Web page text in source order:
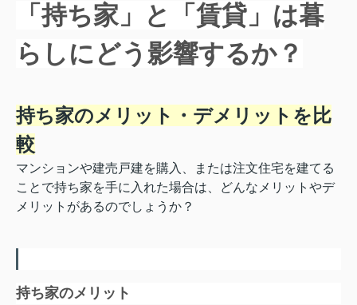
「持ち家」と「賃貸」は暮
らしにどう影響するか？
持ち家のメリット・デメリットを比
較
マンションや建売戸建を購入、または注文住宅を建てる
ことで持ち家を手に入れた場合は、どんなメリットやデ
メリットがあるのでしょうか？
持ち家のメリット